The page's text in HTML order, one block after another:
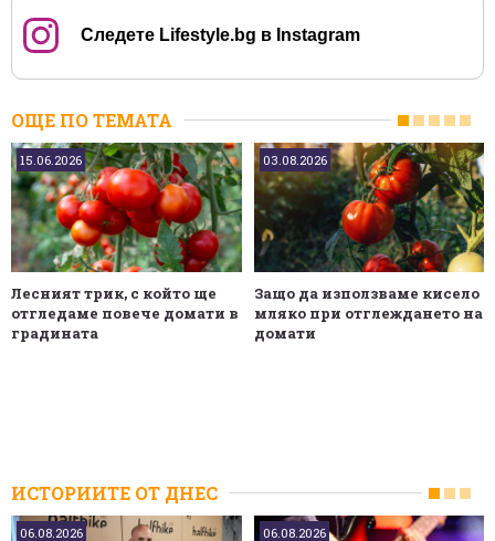
Следете Lifestyle.bg в Instagram
ОЩЕ ПО ТЕМАТА
15.06.2026
Лесният трик, с който ще
отгледаме повече домати в
градината
03.08.2026
Защо да използваме кисело
мляко при отглеждането на
домати
ИСТОРИИТЕ ОТ ДНЕС
06.08.2026 06.08.2026